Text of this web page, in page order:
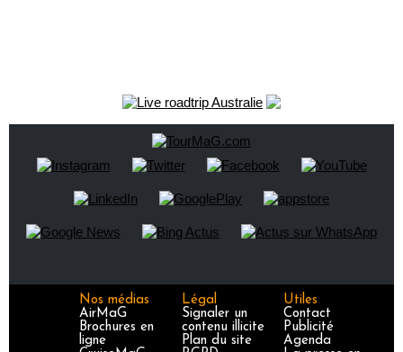
Nos médias
AirMaG
Brochures en
ligne
Légal
Signaler un
contenu illicite
Plan du site
Utiles
Contact
Publicité
Agenda